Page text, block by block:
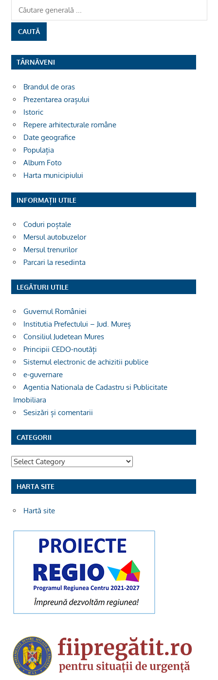
TÂRNĂVENI
Brandul de oras
Prezentarea orașului
Istoric
Repere arhitecturale române
Date geografice
Populația
Album Foto
Harta municipiului
INFORMAȚII UTILE
Coduri poștale
Mersul autobuzelor
Mersul trenurilor
Parcari la resedinta
LEGĂTURI UTILE
Guvernul României
Institutia Prefectului – Jud. Mureș
Consiliul Judetean Mures
Principii CEDO-noutăți
Sistemul electronic de achizitii publice
e-guvernare
Agentia Nationala de Cadastru si Publicitate
Imobiliara
Sesizări și comentarii
CATEGORII
Categorii
HARTA SITE
Hartă site